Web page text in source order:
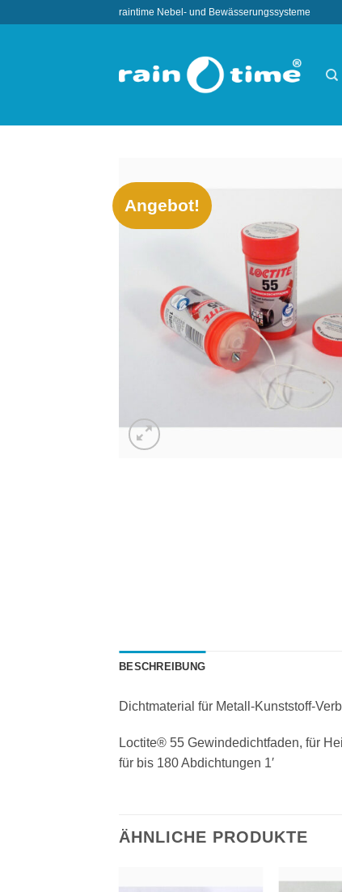
raintime Nebel- und Bewässerungssysteme
Angebot!
BESCHREIBUNG
Dichtmaterial für Metall-Kunststoff-
Loctite® 55 Gewindedichtfaden, für
für bis 180 Abdichtungen 1′
ÄHNLICHE PRODUKTE